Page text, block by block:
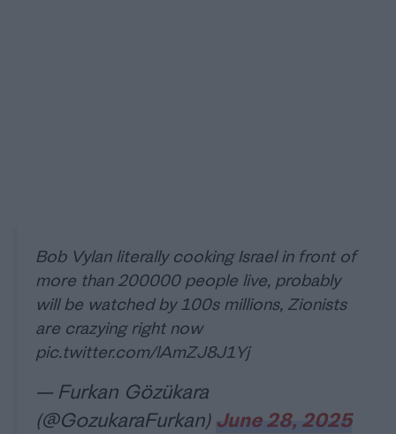
Bob Vylan literally cooking Israel in front of
more than 200000 people live, probably
will be watched by 100s millions, Zionists
are crazying right now
pic.twitter.com/lAmZJ8J1Yj
— Furkan Gözükara
(@GozukaraFurkan) June 28, 2025